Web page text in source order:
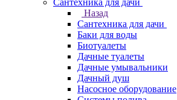
Сантехника для дачи
Назад
Сантехника для дачи
Баки для воды
Биотуалеты
Дачные туалеты
Дачные умывальники
Дачный душ
Насосное оборудование